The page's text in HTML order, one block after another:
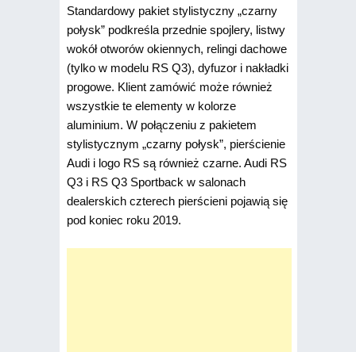
Standardowy pakiet stylistyczny „czarny
połysk” podkreśla przednie spojlery, listwy
wokół otworów okiennych, relingi dachowe
(tylko w modelu RS Q3), dyfuzor i nakładki
progowe. Klient zamówić może również
wszystkie te elementy w kolorze
aluminium. W połączeniu z pakietem
stylistycznym „czarny połysk”, pierścienie
Audi i logo RS są również czarne. Audi RS
Q3 i RS Q3 Sportback w salonach
dealerskich czterech pierścieni pojawią się
pod koniec roku 2019.